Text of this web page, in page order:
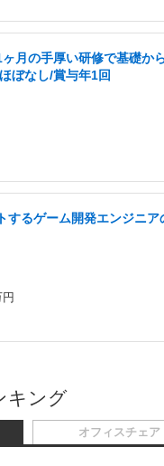
月の手厚い研修で基礎か
ぼなし/賞与年1回
するゲーム開発エンジニア
キング
オフィスチェア